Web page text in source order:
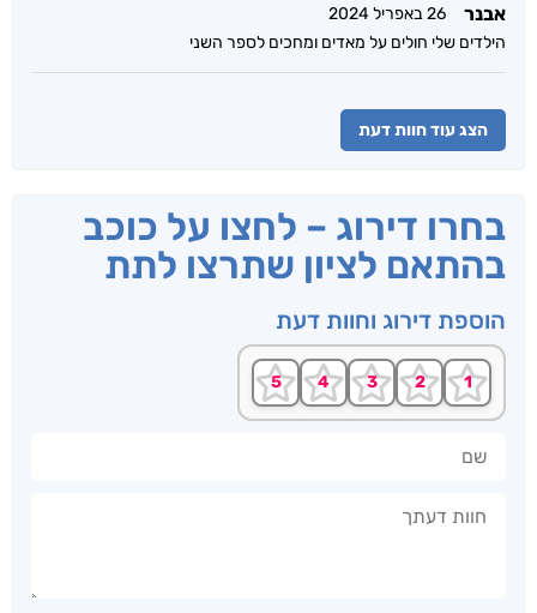
אבנר
26 באפריל 2024
הילדים שלי חולים על מאדים ומחכים לספר השני
הצג עוד חוות דעת
בחרו דירוג – לחצו על כוכב
בהתאם לציון שתרצו לתת
הוספת דירוג וחוות דעת